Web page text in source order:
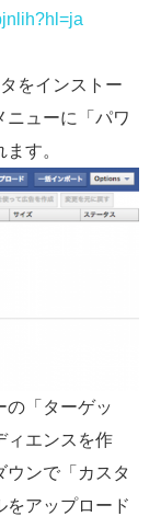
をインストー
ニューに「パワ
す。
の「ターゲッ
ィエンスを作
ウンで「カスタ
をアップロード